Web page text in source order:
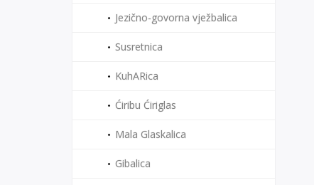
Jezično-govorna vježbalica
Susretnica
KuhARica
Ćiribu Ćiriglas
Mala Glaskalica
Gibalica